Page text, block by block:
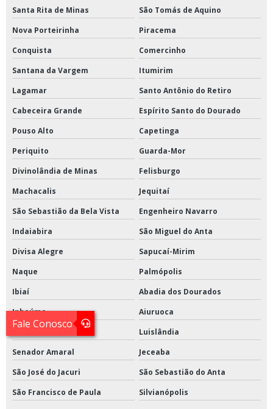
Santa Rita de Minas
São Tomás de Aquino
Nova Porteirinha
Piracema
Conquista
Comercinho
Santana da Vargem
Itumirim
Lagamar
Santo Antônio do Retiro
Cabeceira Grande
Espírito Santo do Dourado
Pouso Alto
Capetinga
Periquito
Guarda-Mor
Divinolândia de Minas
Felisburgo
Machacalis
Jequitaí
São Sebastião da Bela Vista
Engenheiro Navarro
Indaiabira
São Miguel do Anta
Divisa Alegre
Sapucaí-Mirim
Naque
Palmópolis
Ibiaí
Abadia dos Dourados
Inhaúma
Aiuruoca
Luislândia
Senador Amaral
Jeceaba
São José do Jacuri
São Sebastião do Anta
São Francisco de Paula
Silvianópolis
Fale Conosco